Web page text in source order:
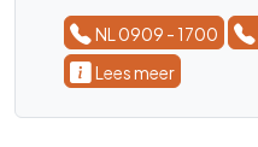
NL 0909 - 1700
Lees meer